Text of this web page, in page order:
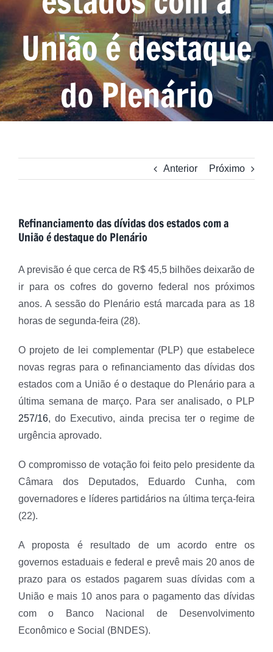
União é destaque
do Plenário
Anterior Próximo
Refinanciamento das dívidas dos estados com a
União é destaque do Plenário
A previsão é que cerca de R$ 45,5 bilhões deixarão de
ir para os cofres do governo federal nos próximos
anos. A sessão do Plenário está marcada para as 18
horas de segunda-feira (28).
O projeto de lei complementar (PLP) que estabelece
novas regras para o refinanciamento das dívidas dos
estados com a União é o destaque do Plenário para a
última semana de março. Para ser analisado, o PLP
257/16, do Executivo, ainda precisa ter o regime de
urgência aprovado.
O compromisso de votação foi feito pelo presidente da
Câmara dos Deputados, Eduardo Cunha, com
governadores e líderes partidários na última terça-feira
(22).
A proposta é resultado de um acordo entre os
governos estaduais e federal e prevê mais 20 anos de
prazo para os estados pagarem suas dívidas com a
União e mais 10 anos para o pagamento das dívidas
com o Banco Nacional de Desenvolvimento
Econômico e Social (BNDES).